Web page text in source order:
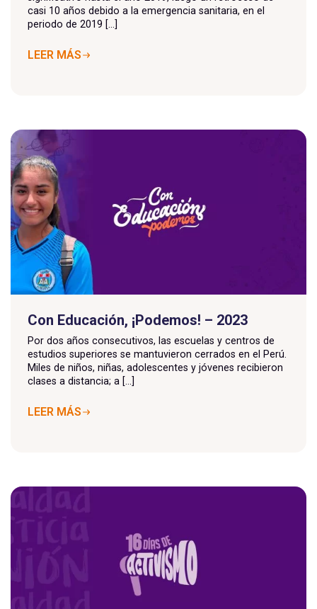
casi 10 años debido a la emergencia sanitaria, en el
periodo de 2019 [...]
LEER MÁS
Con Educación, ¡Podemos! – 2023
Por dos años consecutivos, las escuelas y centros de
estudios superiores se mantuvieron cerrados en el Perú.
Miles de niños, niñas, adolescentes y jóvenes recibieron
clases a distancia; a [...]
LEER MÁS